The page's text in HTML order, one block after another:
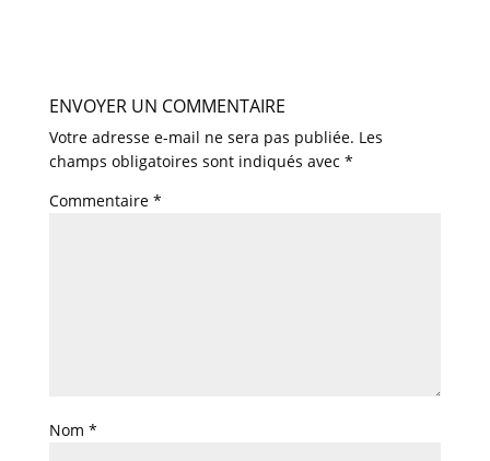
ENVOYER UN COMMENTAIRE
Votre adresse e-mail ne sera pas publiée. Les
champs obligatoires sont indiqués avec *
Commentaire *
Nom *